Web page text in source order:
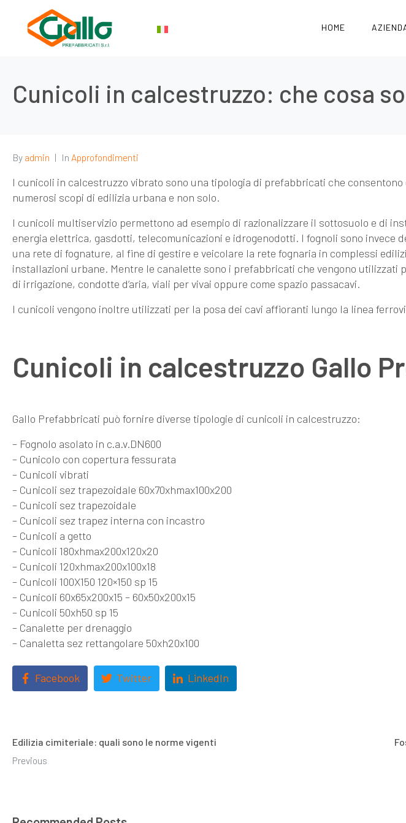
HOME
Cunicoli in calcestruzzo: che cosa
By admin In Approfondimenti
I cunicoli in calcestruzzo vibrato sono una tipologia di prefabbricati che
numerosi scopi di edilizia urbana e non solo.
I cunicoli multiservizio permettono ad esempio di razionalizzare il sottosuolo e di
energia elettrica, gasdotti, telecomunicazioni e idrogenodotti. I fognoli sono invece
una rete di fognature, al fine di gestire e veicolare la rete fognaria in complessi
installazioni urbane. Mentre le canalette sono i prefabbricati che vengono utilizzati
di irrigazione, condotte d’aria, viali per vivai oppure come spazio passacavi.
I cunicoli vengono inoltre utilizzati per la posa dei cavi affioranti lungo la linea
Cunicoli in calcestruzzo Gallo
Gallo Prefabbricati può fornire diverse tipologie di cunicoli in calcestruzzo:
– Fognolo asolato in c.a.v.DN600
– Cunicolo con copertura fessurata
– Cunicoli vibrati
– Cunicoli sez trapezoidale 60x70xhmax100x200
– Cunicoli sez trapezoidale
– Cunicoli sez trapez interna con incastro
– Cunicoli a getto
– Cunicoli 180xhmax200x120x20
– Cunicoli 120xhmax200x100x18
– Cunicoli 100X150 120×150 sp 15
– Cunicoli 60x65x200x15 – 60x50x200x15
– Cunicoli 50xh50 sp 15
– Canalette per drenaggio
– Canaletta sez rettangolare 50xh20x100
Facebook Twitter LinkedIn
Edilizia cimiteriale: quali sono le norme vigenti
Previous